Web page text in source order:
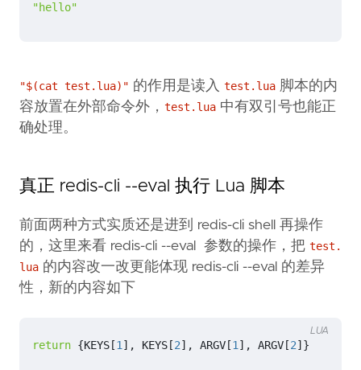
"hello"
"$(cat test.lua)" 的作用是读入 test.lua 脚本的内
容放置在外部命令外， test.lua 中有双引号也能正
确处理。
真正 redis-cli --eval 执行 Lua 脚本
前面两种方式实质还是进到 redis-cli shell 再操作
的，这里来看 redis-cli --eval 参数的操作，把 test.
lua 的内容改一改更能体现 redis-cli --eval 的差异
性，新的内容如下
return {KEYS [1], KEYS [2], ARGV [1], ARGV [2]}
LUA